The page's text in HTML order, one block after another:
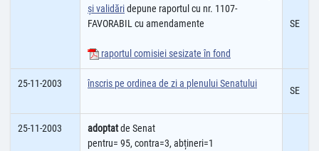
şi validăridepune raportul cu nr. 1107-
FAVORABIL cu amendamente
raportul comisiei sesizate în fond
SE
25-11-2003 înscris pe ordinea de zi a plenului Senatului
SE
25-11-2003 adoptatde Senat
pentru= 95, contra=3, abțineri=1